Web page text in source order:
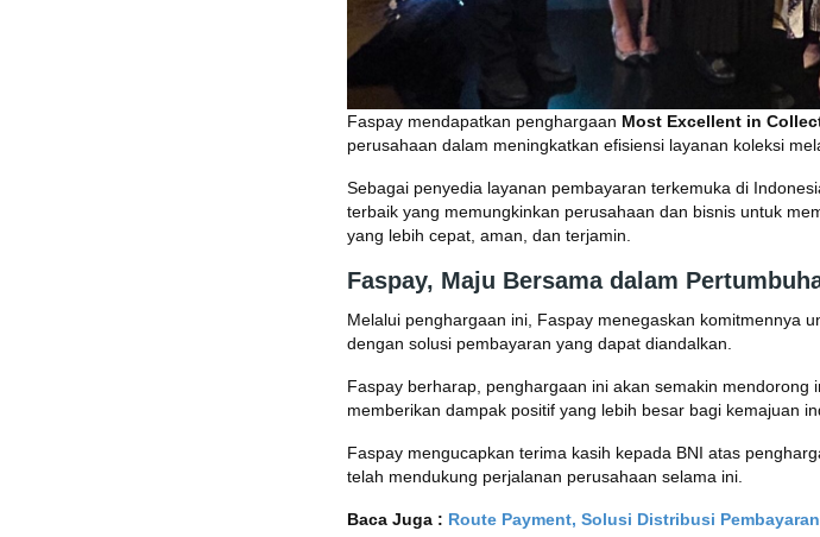
Faspay mendapatkan penghargaan Most Excellent in
perusahaan dalam meningkatkan efisiensi layanan koleksi
Sebagai penyedia layanan pembayaran terkemuka di
terbaik yang memungkinkan perusahaan dan bisnis untuk
yang lebih cepat, aman, dan terjamin.
Faspay, Maju Bersama dalam
Melalui penghargaan ini, Faspay menegaskan komitmennya
dengan solusi pembayaran yang dapat diandalkan.
Faspay berharap, penghargaan ini akan semakin
memberikan dampak positif yang lebih besar bagi kemajuan
Faspay mengucapkan terima kasih kepada BNI atas
telah mendukung perjalanan perusahaan selama ini.
Baca Juga : Route Payment, Solusi Distribusi